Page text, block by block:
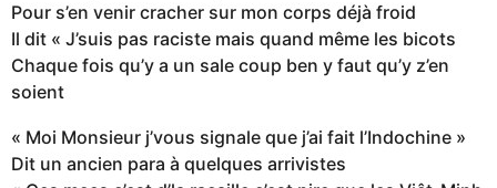
Pour s’en venir cracher sur mon corps déjà froid
Il dit « J’suis pas raciste mais quand même les bicots
Chaque fois qu’y a un sale coup ben y faut qu’y z’en
soient
« Moi Monsieur j’vous signale que j’ai fait l’Indochine »
Dit un ancien para à quelques arrivistes